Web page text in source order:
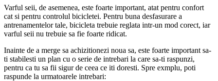
Varful seii, de asemenea, este foarte important, atat pentru confort
cat si pentru controlul bicicletei. Pentru buna desfasurare a
antrenamentelor tale, bicicleta trebuie reglata intr-un mod corect, iar
varful seii nu trebuie sa fie foarte ridicat.
Inainte de a merge sa achizitionezi noua sa, este foarte important sa-
ti stabilesti un plan cu o serie de intrebari la care sa-ti raspunzi,
pentru ca tu sa fii sigur de ceea ce iti doresti. Spre exmplu, poti
raspunde la urmatoarele intrebari: